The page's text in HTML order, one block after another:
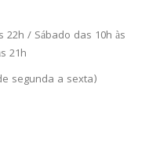
22h / Sábado das 10h às
21h
segunda a sexta)